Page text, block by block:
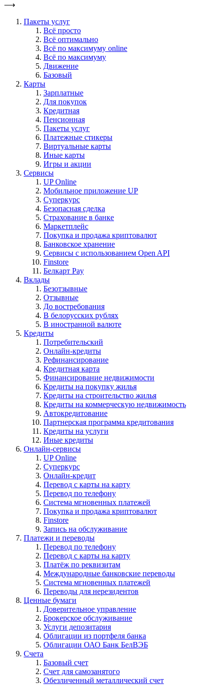
⟶
Пакеты услуг
Всё просто
Всё оптимально
Всё по максимуму online
Всё по максимуму
Движение
Базовый
Карты
Зарплатные
Для покупок
Кредитная
Пенсионная
Пакеты услуг
Платежные стикеры
Виртуальные карты
Иные карты
Игры и акции
Сервисы
UP Online
Мобильное приложение UP
Суперкурс
Безопасная сделка
Страхование в банке
Маркетплейс
Покупка и продажа криптовалют
Банковское хранение
Сервисы с использованием Open API
Finstore
Белкарт Pay
Вклады
Безотзывные
Отзывные
До востребования
В белорусских рублях
В иностранной валюте
Кредиты
Потребительский
Онлайн-кредиты
Рефинансирование
Кредитная карта
Финансирование недвижимости
Кредиты на покупку жилья
Кредиты на строительство жилья
Кредиты на коммерческую недвижимость
Автокредитование
Партнерская программа кредитования
Кредиты на услуги
Иные кредиты
Онлайн-сервисы
UP Online
Суперкурс
Онлайн-кредит
Перевод с карты на карту
Перевод по телефону
Система мгновенных платежей
Покупка и продажа криптовалют
Finstore
Запись на обслуживание
Платежи и переводы
Перевод по телефону
Перевод с карты на карту
Платёж по реквизитам
Международные банковские переводы
Система мгновенных платежей
Переводы для нерезидентов
Ценные бумаги
Доверительное управление
Брокерское обслуживание
Услуги депозитария
Облигации из портфеля банка
Облигации ОАО Банк БелВЭБ
Счета
Базовый счет
Счет для самозанятого
Обезличенный металлический счет